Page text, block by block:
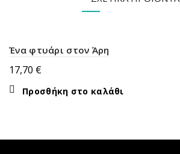
Ένα φτυάρι στον Άρη
17,70 €
Προσθήκη στο καλάθι